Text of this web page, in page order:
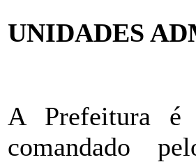
UNIDADES
A Prefeitura é
comandado